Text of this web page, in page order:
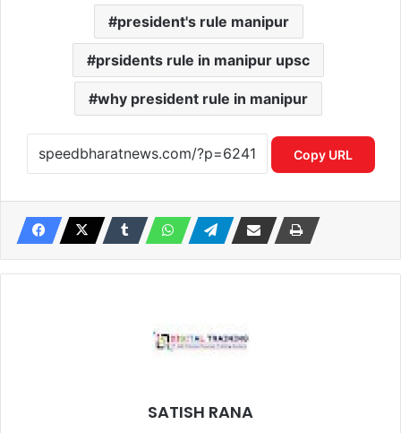
president's rule manipur
prsidents rule in manipur upsc
why president rule in manipur
Copy URL
SATISH RANA